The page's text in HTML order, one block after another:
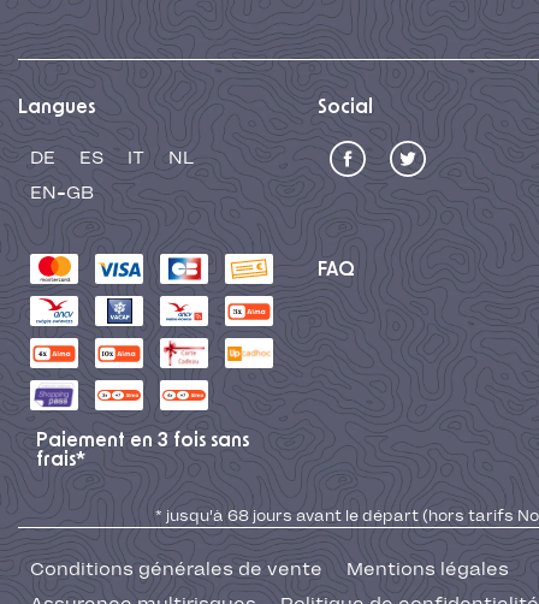
Langues
DE ES IT
NL
EN-GB
Social
FAQ
Paiement en 3 fois sans
frais*
* jusqu'à 68 jours avant le départ (hors tarifs No
Conditions générales de vente
Mentions légales